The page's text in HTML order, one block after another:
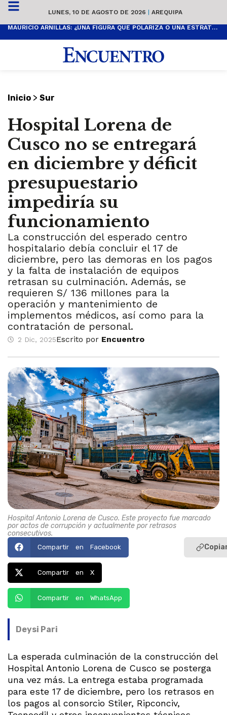
LUNES, 10 DE AGOSTO DE 2026 | AREQUIPA
MAURICIO ARNILLAS: ¿UNA FIGURA QUE POLARIZA O UNA ESTRATEGIA PARA LLEGAR AL SUR?
Inicio > Sur
Hospital Lorena de
Cusco no se entregará
en diciembre y déficit
presupuestario
impediría su
funcionamiento
La construcción del esperado centro
hospitalario debía concluir el 17 de
diciembre, pero las demoras en los pagos
y la falta de instalación de equipos
retrasan su culminación. Además, se
requieren S/ 136 millones para la
operación y mantenimiento de
implementos médicos, así como para la
contratación de personal.
2 Dic, 2025Escrito por Encuentro
Hospital Antonio Lorena de Cusco. Este proyecto fue marcado
por actos de corrupción y actualmente por retrasos
consecutivos.
Compartir en Facebook
Compartir en X
Compartir en WhatsApp
Deysi Pari
La esperada culminación de la construcción del
Hospital Antonio Lorena de Cusco se posterga
una vez más. La entrega estaba programada
para este 17 de diciembre, pero los retrasos en
los pagos al consorcio Stiler, Ripconciv,